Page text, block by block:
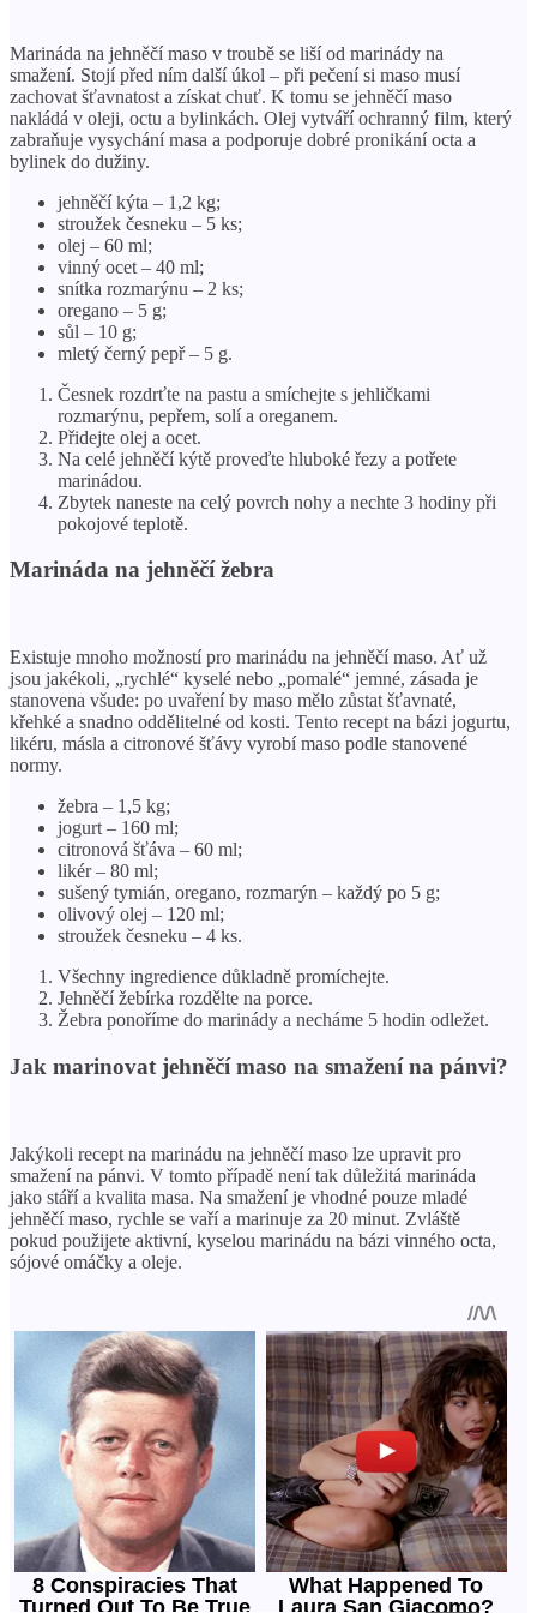
Marináda na jehněčí maso v troubě se liší od marinády na
smažení. Stojí před ním další úkol – při pečení si maso musí
zachovat šťavnatost a získat chuť. K tomu se jehněčí maso
nakládá v oleji, octu a bylinkách. Olej vytváří ochranný film, který
zabraňuje vysychání masa a podporuje dobré pronikání octa a
bylinek do dužiny.
jehněčí kýta – 1,2 kg;
stroužek česneku – 5 ks;
olej – 60 ml;
vinný ocet – 40 ml;
snítka rozmarýnu – 2 ks;
oregano – 5 g;
sůl – 10 g;
mletý černý pepř – 5 g.
Česnek rozdrťte na pastu a smíchejte s jehličkami
rozmarýnu, pepřem, solí a oreganem.
Přidejte olej a ocet.
Na celé jehněčí kýtě proveďte hluboké řezy a potřete
marinádou.
Zbytek naneste na celý povrch nohy a nechte 3 hodiny při
pokojové teplotě.
Marináda na jehněčí žebra
Existuje mnoho možností pro marinádu na jehněčí maso. Ať už
jsou jakékoli, „rychlé“ kyselé nebo „pomalé“ jemné, zásada je
stanovena všude: po uvaření by maso mělo zůstat šťavnaté,
křehké a snadno oddělitelné od kosti. Tento recept na bázi jogurtu,
likéru, másla a citronové šťávy vyrobí maso podle stanovené
normy.
žebra – 1,5 kg;
jogurt – 160 ml;
citronová šťáva – 60 ml;
likér – 80 ml;
sušený tymián, oregano, rozmarýn – každý po 5 g;
olivový olej – 120 ml;
stroužek česneku – 4 ks.
Všechny ingredience důkladně promíchejte.
Jehněčí žebírka rozdělte na porce.
Žebra ponoříme do marinády a necháme 5 hodin odležet.
Jak marinovat jehněčí maso na smažení na pánvi?
Jakýkoli recept na marinádu na jehněčí maso lze upravit pro
smažení na pánvi. V tomto případě není tak důležitá marináda
jako stáří a kvalita masa. Na smažení je vhodné pouze mladé
jehněčí maso, rychle se vaří a marinuje za 20 minut. Zvláště
pokud použijete aktivní, kyselou marinádu na bázi vinného octa,
sójové omáčky a oleje.